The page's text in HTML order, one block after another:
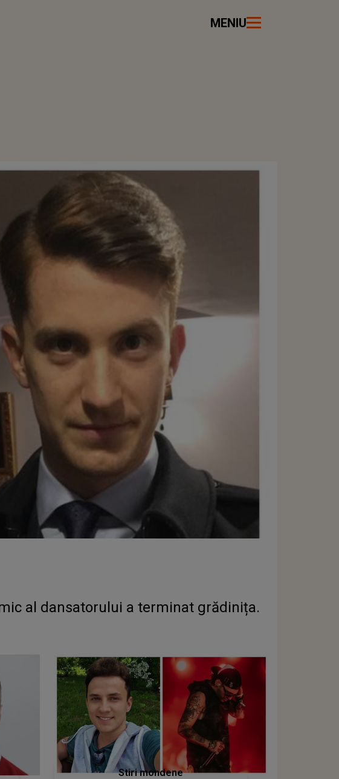
MENIU
al dansatorului a terminat grădinița.
Stiri mondene